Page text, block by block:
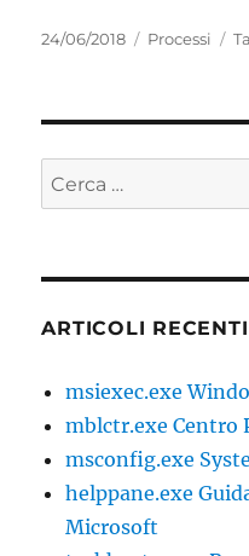
Pubblicato
24/06/2018 Categorie
Processi
Cerca:
ARTICOLI RECENTI
msiexec.exe
mblctr.exe Centro
msconfig.exe
helppane.exe
Microsoft